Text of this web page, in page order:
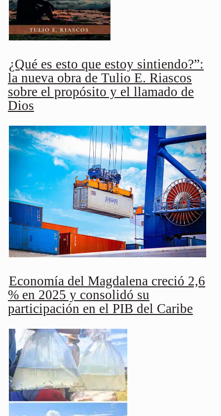
¿Qué es esto que estoy sintiendo?”:
la nueva obra de Tulio E. Riascos
sobre el propósito y el llamado de
Dios
Economía del Magdalena creció 2,6
% en 2025 y consolidó su
participación en el PIB del Caribe